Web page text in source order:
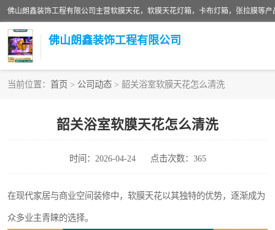
佛山朗鑫装饰工程有限公司
当前位置： 首页 > 公司动态 > 韶关浴室软膜天花怎么清洗
韶关浴室软膜天花怎么清洗
时间：2026-04-24 点击次数：365
在现代家居与商业空间装修中，软膜天花以其独特的优势，逐渐成为
众多业主青睐的选择。